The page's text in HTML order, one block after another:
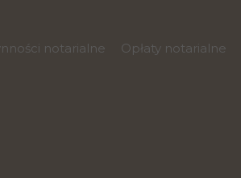
notarialne Opłaty notarialne